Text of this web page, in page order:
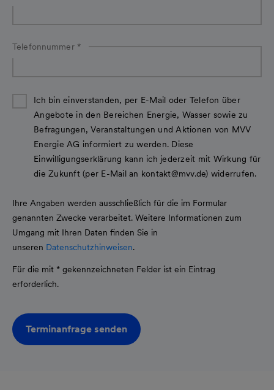
Telefonnummer *
Ich bin einverstanden, per E-Mail oder Telefon über
Angebote in den Bereichen Energie, Wasser sowie zu
Befragungen, Veranstaltungen und Aktionen von MVV
Energie AG informiert zu werden. Diese
Einwilligungserklärung kann ich jederzeit mit Wirkung für
die Zukunft (per E-Mail an kontakt@mvv.de) widerrufen.
Ihre Angaben werden ausschließlich für die im Formular
genannten Zwecke verarbeitet. Weitere Informationen zum
Umgang mit Ihren Daten finden Sie in
unseren Datenschutzhinweisen.
Für die mit * gekennzeichneten Felder ist ein Eintrag
erforderlich.
Terminanfrage senden